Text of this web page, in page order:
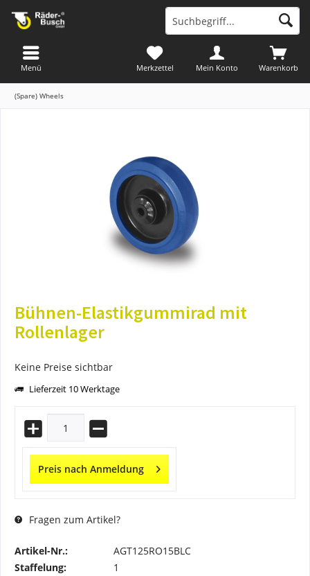
Warenkorb
Merkzettel Mein Konto
Menü
(Spare) Wheels
Bühnen-Elastikgummirad mit
Rollenlager
Keine Preise sichtbar
Lieferzeit 10 Werktage
Preis nach Anmeldung
Fragen zum Artikel?
Artikel-Nr.:
AGT125RO15BLC
Staffelung:
1